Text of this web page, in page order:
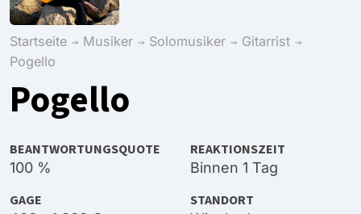
Startseite Musiker Solomusiker
Gitarrist
Pogello
Pogello
BEANTWORTUNGSQUOTE
100 %
REAKTIONSZEIT
Binnen 1 Tag
GAGE STANDORT